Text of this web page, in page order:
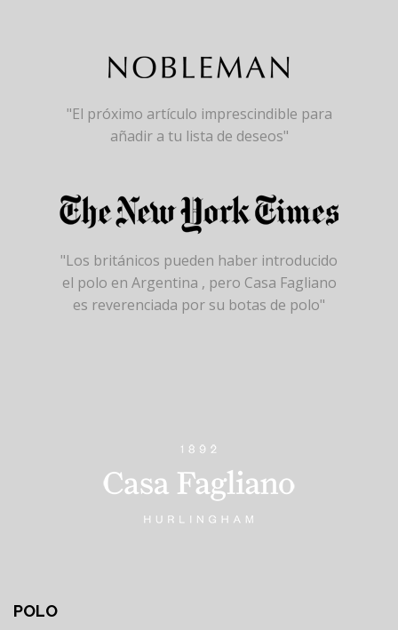
"El próximo artículo imprescindible para
añadir a tu lista de deseos"
"Los británicos pueden haber introducido
el polo en Argentina , pero Casa Fagliano
es reverenciada por su botas de polo"
POLO